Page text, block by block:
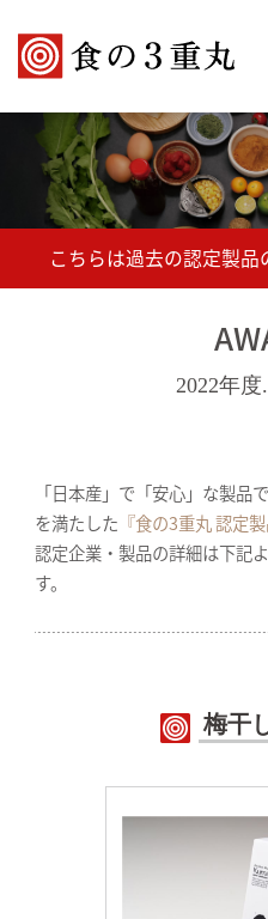
2022年
「日本産」で「安心」な製品
を満たした 『食の3重丸 認定製
認定企業・製品の詳細は下記
す。
梅干